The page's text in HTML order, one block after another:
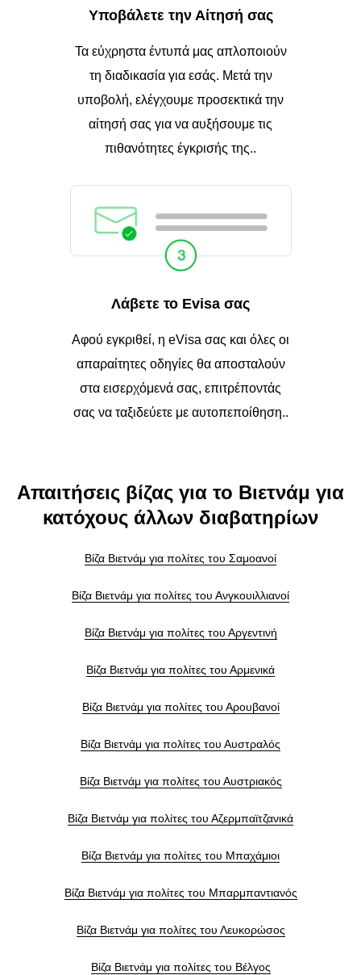
Υποβάλετε την Αίτησή σας
Τα εύχρηστα έντυπά μας απλοποιούν
τη διαδικασία για εσάς. Μετά την
υποβολή, ελέγχουμε προσεκτικά την
αίτησή σας για να αυξήσουμε τις
πιθανότητες έγκρισής της..
Λάβετε το Evisa σας
Αφού εγκριθεί, η eVisa σας και όλες οι
απαραίτητες οδηγίες θα αποσταλούν
στα εισερχόμενά σας, επιτρέποντάς
σας να ταξιδεύετε με αυτοπεποίθηση..
Απαιτήσεις βίζας για το Βιετνάμ για
κατόχους άλλων διαβατηρίων
Βίζα Βιετνάμ για πολίτες του Σαμοανοί
Βίζα Βιετνάμ για πολίτες του Ανγκουιλλιανοί
Βίζα Βιετνάμ για πολίτες του Αργεντινή
Βίζα Βιετνάμ για πολίτες του Αρμενικά
Βίζα Βιετνάμ για πολίτες του Αρουβανοί
Βίζα Βιετνάμ για πολίτες του Αυστραλός
Βίζα Βιετνάμ για πολίτες του Αυστριακός
Βίζα Βιετνάμ για πολίτες του Αζερμπαϊτζανικά
Βίζα Βιετνάμ για πολίτες του Μπαχάμιοι
Βίζα Βιετνάμ για πολίτες του Μπαρμπαντιανός
Βίζα Βιετνάμ για πολίτες του Λευκορώσος
Βίζα Βιετνάμ για πολίτες του Βέλγος